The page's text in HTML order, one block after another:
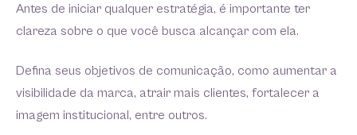
Antes de iniciar qualquer estratégia, é importante ter
clareza sobre o que você busca alcançar com ela.
Defina seus objetivos de comunicação, como aumentar a
visibilidade da marca, atrair mais clientes, fortalecer a
imagem institucional, entre outros.